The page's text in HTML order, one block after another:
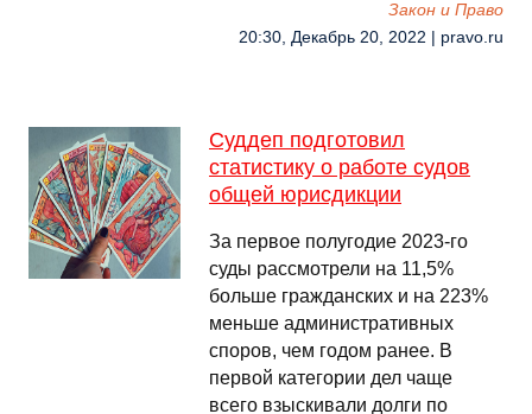
Закон и Право
20:30, Декабрь 20, 2022 | pravo.ru
Суддеп подготовил
статистику о работе судов
общей юрисдикции
За первое полугодие 2023-го
суды рассмотрели на 11,5%
больше гражданских и на 223%
меньше административных
споров, чем годом ранее. В
первой категории дел чаще
всего взыскивали долги по